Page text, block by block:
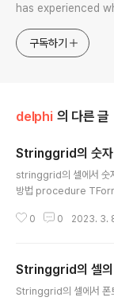
has experienced
구독하기
delphi 의 다른 글
Stringgrid의 숫자
stringgrid의 셀에서 숫
방법 procedure
e: string); begin //
Float(Value)); end;
0 0 2023. 3.
Stringgrid의 셀의
Stringgrid의 셀에서 폰